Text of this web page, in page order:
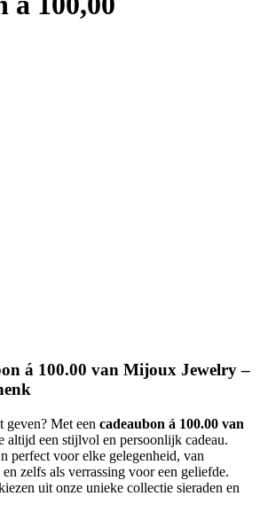
á 100.00 van Mijoux Jewelry –
geven? Met een cadeaubon á 100.00 van
altijd een stijlvol en persoonlijk cadeau.
perfect voor elke gelegenheid, van
zelfs als verrassing voor een geliefde.
uit onze unieke collectie sieraden en